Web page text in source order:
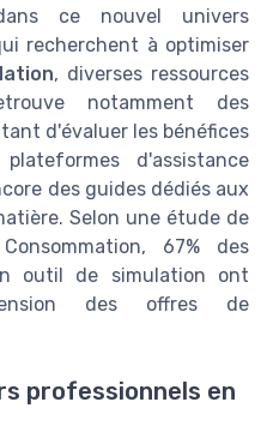
ce nouvel univers
recherchent à optimiser
, diverses ressources
notamment des
d'évaluer les bénéfices
d'assistance
des guides dédiés aux
Selon une étude de
67% des
outil de simulation ont
des offres de
professionnels en